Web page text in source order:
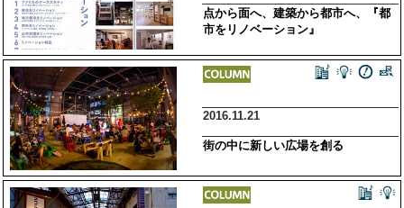
点から面へ、建築から都市へ、『都
市をリノベーション』
2016.11.21
街の中に新しい広場を創る